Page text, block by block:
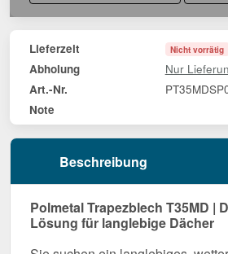
Lieferzeit Nicht vorrätig
Abholung Nur
Art.-Nr.
Note
Beschreibung
Polmetal Trapezblech T35MD |
Lösung für langlebige Dächer